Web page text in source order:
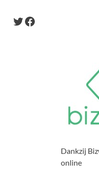
Dankzij
online